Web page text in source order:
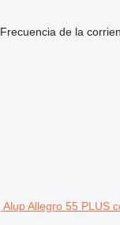
Frecuencia de la
Alup Allegro 55 PLUS